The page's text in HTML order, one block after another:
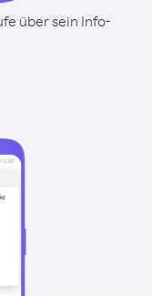
über sein Info-